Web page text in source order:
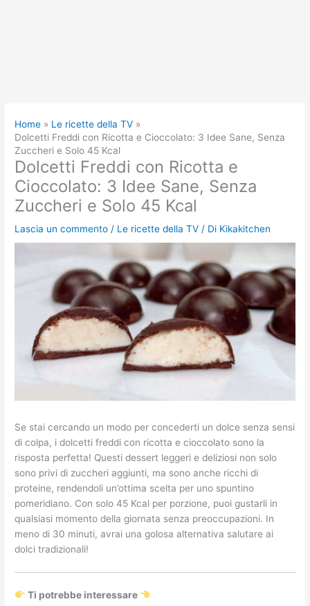
Home
Le ricette della TV
Dolcetti Freddi con Ricotta e Cioccolato: 3 Idee Sane, Senza
Zuccheri e Solo 45 Kcal
Dolcetti Freddi con Ricotta e
Cioccolato: 3 Idee Sane, Senza
Zuccheri e Solo 45 Kcal
Lascia un commento / Le ricette della TV / Di Kikakitchen
Se stai cercando un modo per concederti un dolce senza sensi
di colpa, i dolcetti freddi con ricotta e cioccolato sono la
risposta perfetta! Questi dessert leggeri e deliziosi non solo
sono privi di zuccheri aggiunti, ma sono anche ricchi di
proteine, rendendoli un’ottima scelta per uno spuntino
pomeridiano. Con solo 45 Kcal per porzione, puoi gustarli in
qualsiasi momento della giornata senza preoccupazioni. In
meno di 30 minuti, avrai una golosa alternativa salutare ai
dolci tradizionali!
Ti potrebbe interessare